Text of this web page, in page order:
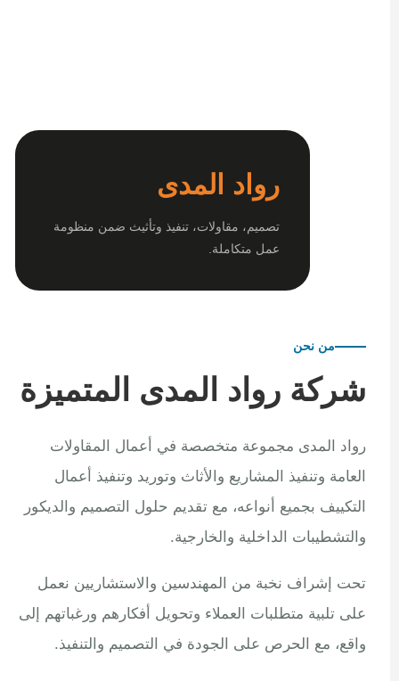
رواد المدى
تصميم، مقاولات، تنفيذ وتأثيث ضمن منظومة
عمل متكاملة.
من نحن
شركة رواد المدى المتميزة
رواد المدى مجموعة متخصصة في أعمال المقاولات
العامة وتنفيذ المشاريع والأثاث وتوريد وتنفيذ أعمال
التكييف بجميع أنواعه، مع تقديم حلول التصميم والديكور
والتشطيبات الداخلية والخارجية.
تحت إشراف نخبة من المهندسين والاستشاريين نعمل
على تلبية متطلبات العملاء وتحويل أفكارهم ورغباتهم إلى
واقع، مع الحرص على الجودة في التصميم والتنفيذ.